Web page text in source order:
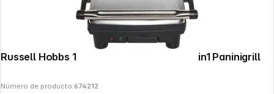
Russell Hobbs 17888-56 Cook at Home 3in1 Paninigrill
Número de producto:674212